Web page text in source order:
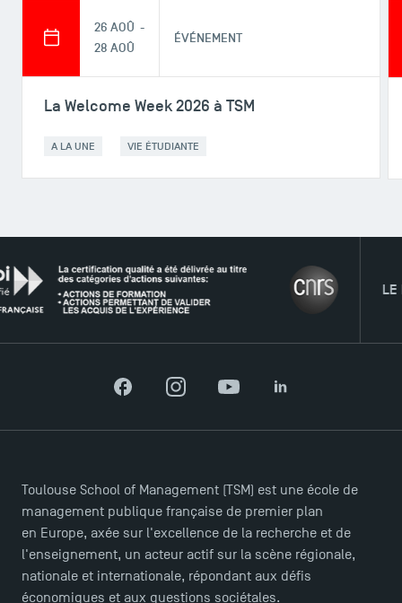
Brochures
Logos et identité graphique
Presse
FAQ
Plans et accès à TSM
26 AOÛ -
28 AOÛ
ÉVÉNEMENT
La Welcome Week 2026 à TSM
A LA UNE VIE ÉTUDIANTE
LE
FacebookInstagramYouTubeLinkedIn
Toulouse School of Management (TSM) est une école de
management publique française de premier plan
en Europe, axée sur l'excellence de la recherche et de
l'enseignement, un acteur actif sur la scène régionale,
nationale et internationale, répondant aux défis
économiques et aux questions sociétales.